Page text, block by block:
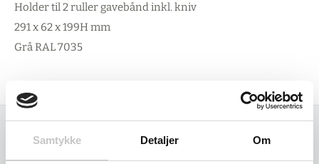
Samtykke Detaljer Om
Holder til 2 ruller gavebånd inkl. kniv
291 x 62 x 199H mm
Grå RAL 7035